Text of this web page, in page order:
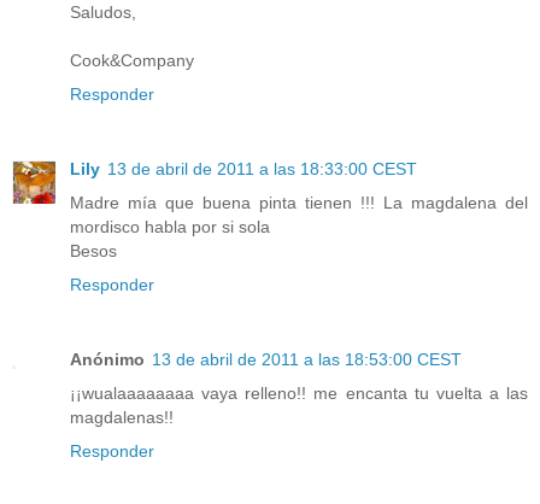
Saludos,
Cook&Company
Responder
Lily 13 de abril de 2011 a las 18:33:00 CEST
Madre mía que buena pinta tienen !!! La magdalena del
mordisco habla por si sola
Besos
Responder
Anónimo 13 de abril de 2011 a las 18:53:00 CEST
¡¡wualaaaaaaaa vaya relleno!! me encanta tu vuelta a las
magdalenas!!
Responder